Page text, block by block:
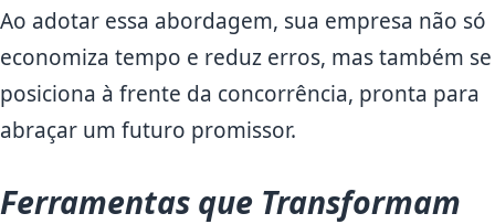
Ao adotar essa abordagem, sua empresa não só
economiza tempo e reduz erros, mas também se
posiciona à frente da concorrência, pronta para
abraçar um futuro promissor.
Ferramentas que Transformam